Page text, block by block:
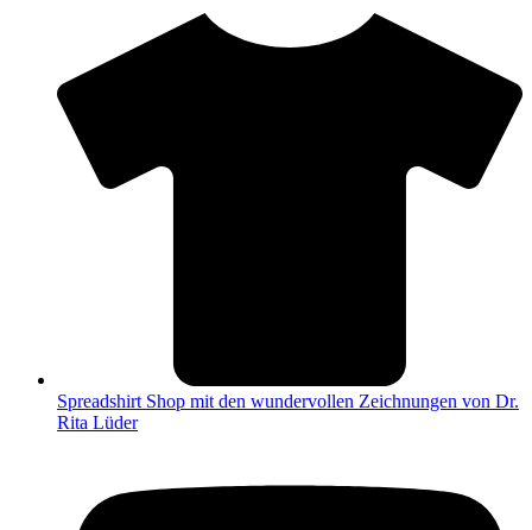
Spread­shirt Shop mit den wun­der­vol­len Zeich­nun­gen von Dr.
Rita Lüder